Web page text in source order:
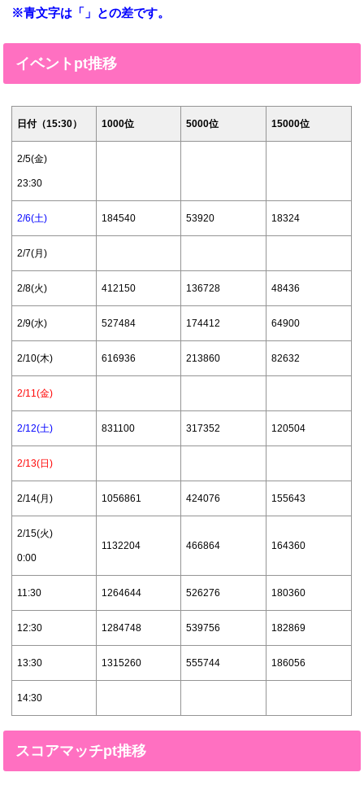
※青文字は「」との差です。
イベントpt推移
日付（15:30） 1000位 5000位 15000位
2/5(金)
23:30
2/6(土) 184540 53920 18324
2/7(月)
2/8(火) 412150 136728 48436
2/9(水) 527484 174412 64900
2/10(木) 616936 213860 82632
2/11(金)
2/12(土) 831100 317352 120504
2/13(日)
2/14(月) 1056861 424076 155643
2/15(火)
0:00
1132204 466864 164360
11:30 1264644 526276 180360
12:30 1284748 539756 182869
13:30 1315260 555744 186056
14:30
スコアマッチpt推移